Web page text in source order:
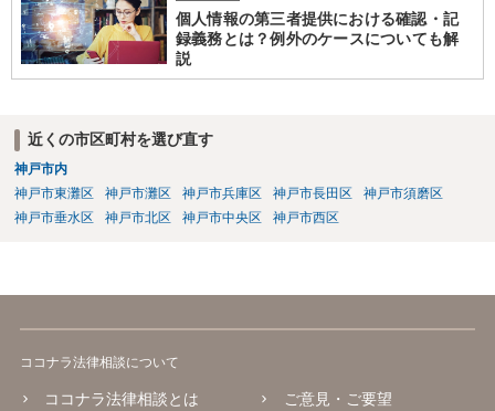
個人情報の第三者提供における確認・記
録義務とは？例外のケースについても解
説
近くの市区町村を選び直す
神戸市内
神戸市東灘区
神戸市灘区 神戸市兵庫区 神戸市長田区
神戸市須磨区
神戸市垂水区
神戸市北区 神戸市中央区 神戸市西区
ココナラ法律相談について
ココナラ法律相談とは ご意見・ご要望